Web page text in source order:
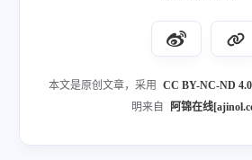
本文是原创文章，采用 CC BY-NC-ND 4.0
明来自
阿锦在线